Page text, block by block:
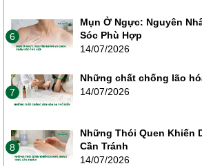
6
Mụn Ở Ngực: Nguyên
Sóc Phù Hợp
14/07/2026
7
Những chất chống lão
14/07/2026
8
Những Thói Quen Khiến
Cần Tránh
14/07/2026